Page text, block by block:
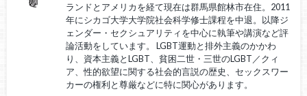
ランドとアメリカを経て現在は群馬県館林市在住。2011
年にシカゴ大学大学院社会科学修士課程を中退。以降ジ
ェンダー・セクシュアリティを中心に執筆や講演など評
論活動をしています。 LGBT運動と排外主義のかかわ
り、資本主義とLGBT、貧困二世・三世のLGBT／クィ
ア、性的欲望に関する社会的言説の歴史、セックスワー
カーの権利と尊厳などに特に関心があります。